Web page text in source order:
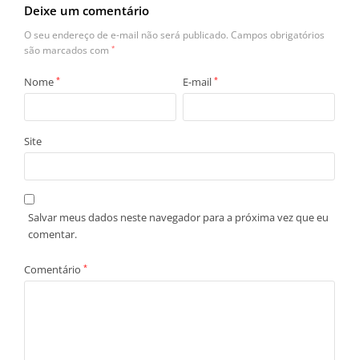
Deixe um comentário
O seu endereço de e-mail não será publicado. Campos obrigatórios
são marcados com *
Nome * E-mail *
Site
Salvar meus dados neste navegador para a próxima vez que eu
comentar.
Comentário *